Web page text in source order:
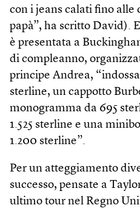
con i jeans calati fino alle
papà”, ha scritto David).
è presentata a
di compleanno,
principe Andrea,
sterline, un cappotto
monogramma da 695
1.525 sterline e una
1.200 sterline”.
Per un atteggiamento
successo, pensate a
ultimo tour nel Regno